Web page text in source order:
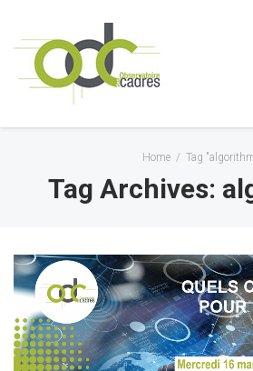
Home / Tag
Tag Archives: